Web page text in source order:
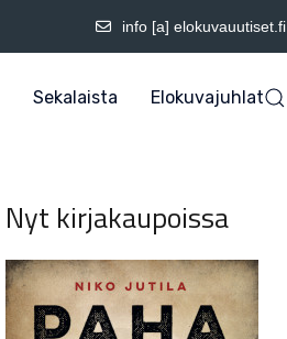
info [a] elokuvauutiset.fi
Sekalaista Elokuvajuhlat
Nyt kirjakaupoissa